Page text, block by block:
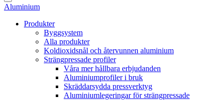
Aluminium
Produkter
Byggsystem
Alla produkter
Koldioxidsnål och återvunnen aluminium
Strängpressade profiler
Våra mer hållbara erbjudanden
Aluminiumprofiler i bruk
Skräddarsydda pressverktyg
Aluminiumlegeringar för strängpressade